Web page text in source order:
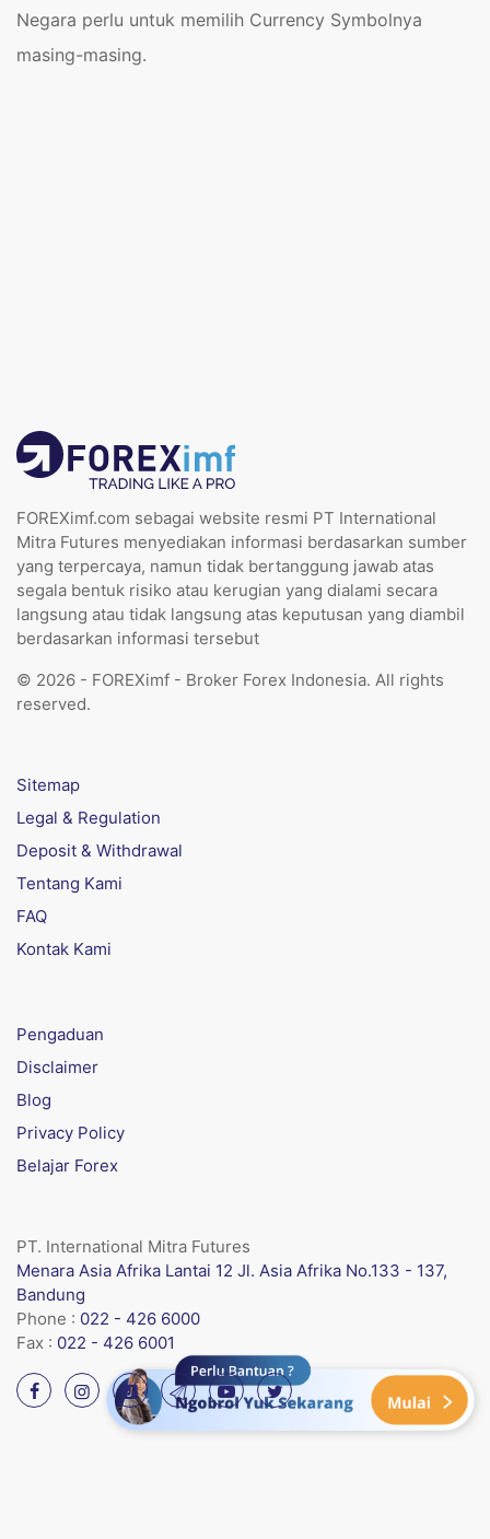
Negara perlu untuk memilih Currency Symbolnya
masing-masing.
FOREXimf.com sebagai website resmi PT International
Mitra Futures menyediakan informasi berdasarkan sumber
yang terpercaya, namun tidak bertanggung jawab atas
segala bentuk risiko atau kerugian yang dialami secara
langsung atau tidak langsung atas keputusan yang diambil
berdasarkan informasi tersebut
© 2026 - FOREXimf - Broker Forex Indonesia. All rights
reserved.
Sitemap
Legal & Regulation
Deposit & Withdrawal
Tentang Kami
FAQ
Kontak Kami
Pengaduan
Disclaimer
Blog
Privacy Policy
Belajar Forex
PT. International Mitra Futures
Menara Asia Afrika Lantai 12 Jl. Asia Afrika No.133 - 137,
Bandung
Phone : 022 - 426 6000
Fax : 022 - 426 6001